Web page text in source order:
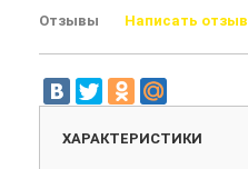
Отзывы Написать отзыв
ХАРАКТЕРИСТИКИ